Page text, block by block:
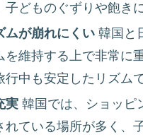
どものぐずりや飽き
ムが崩れにくい韓国と
を維持する上で非常に
中も安定したリズム
実韓国では、ショッピ
ている場所が多く、